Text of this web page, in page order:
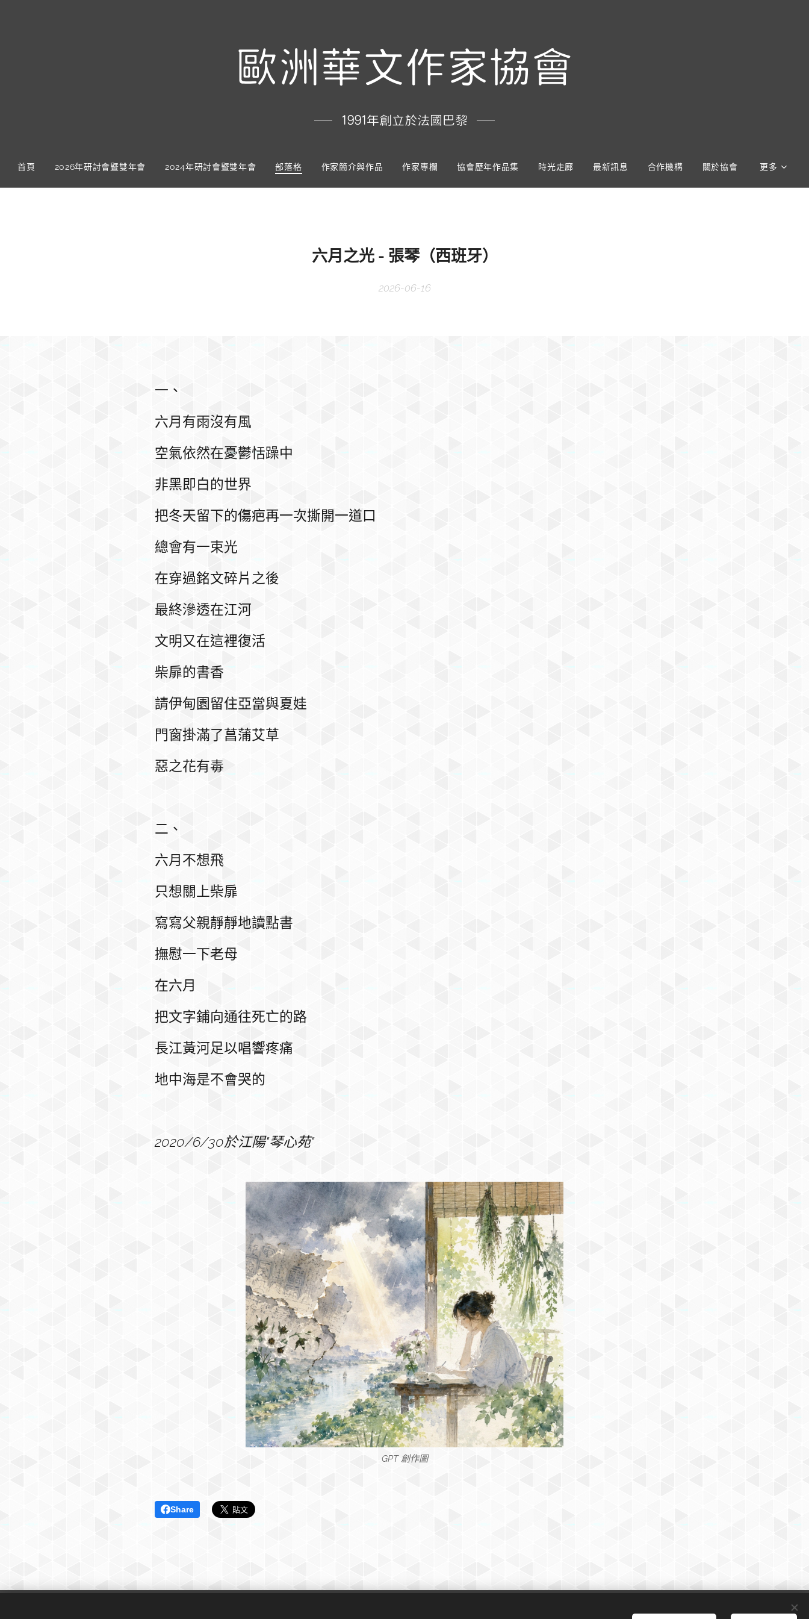
歐洲華文作家協會
1991年創立於法國巴黎
首頁 2026年研討會暨雙年會 2024年研討會暨雙年會 部落格 作家簡介與作品 作家專欄 協會歷年作品集 時光走廊 最新訊息 合作機構 關於協會 更多
六月之光 - 張琴（西班牙）
2026-06-16
一、
六月有雨沒有風
空氣依然在憂鬱恬躁中
非黑即白的世界
把冬天留下的傷疤再一次撕開一道口
總會有一束光
在穿過銘文碎片之後
最終滲透在江河
文明又在這裡復活
柴扉的書香
請伊甸園留住亞當與夏娃
門窗掛滿了菖蒲艾草
惡之花有毒
二、
六月不想飛
只想關上柴扉
寫寫父親靜靜地讀點書
撫慰一下老母
在六月
把文字鋪向通往死亡的路
長江黃河足以唱響疼痛
地中海是不會哭的
2020/6/30於江陽"琴心苑"
GPT 創作圖
Share